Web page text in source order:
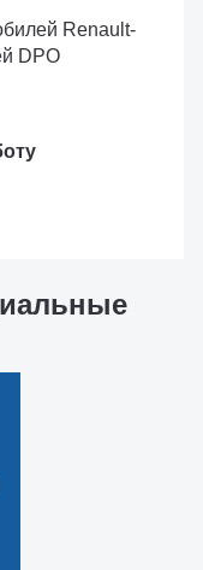
Renault-
DPO